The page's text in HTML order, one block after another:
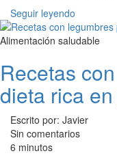
Seguir leyendo
Alimentación saludable
Recetas
dieta rica
Escrito por: Javier
Sin comentarios
6 minutos